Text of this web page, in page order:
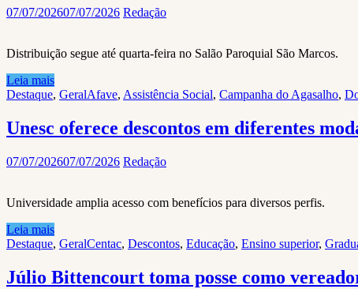
07/07/202607/07/2026 Redação
Distribuição segue até quarta-feira no Salão Paroquial São Marcos.
Leia mais
Destaque, GeralAfave, Assistência Social, Campanha do Agasalho,
Unesc oferece descontos em diferentes
07/07/202607/07/2026 Redação
Universidade amplia acesso com benefícios para diversos perfis.
Leia mais
Destaque, GeralCentac, Descontos, Educação, Ensino superior,
Júlio Bittencourt toma posse como